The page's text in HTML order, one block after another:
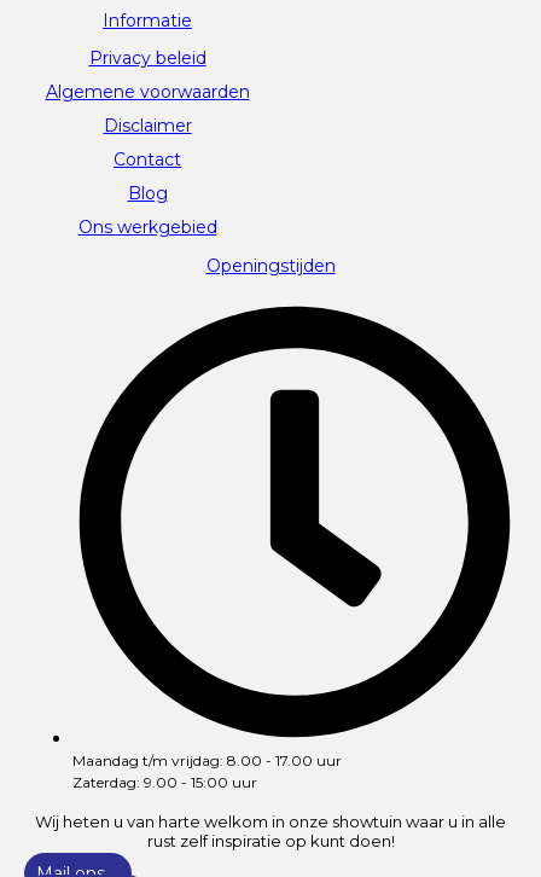
Informatie
Privacy beleid
Algemene voorwaarden
Disclaimer
Contact
Blog
Ons werkgebied
Openingstijden
Maandag t/m vrijdag: 8.00 - 17.00 uur
Zaterdag: 9.00 - 15:00 uur
Wij heten u van harte welkom in onze showtuin waar u in alle
rust zelf inspiratie op kunt doen!